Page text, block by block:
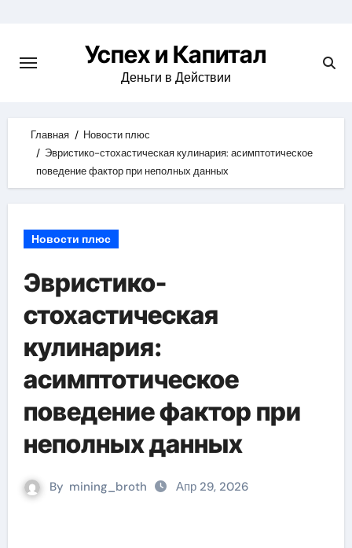
content
Успех и Капитал
Деньги в Действии
Главная
Новости плюс
Эвристико-стохастическая кулинария: асимптотическое
поведение фактор при неполных данных
Новости плюс
Эвристико-
стохастическая
кулинария:
асимптотическое
поведение фактор при
неполных данных
By mining_broth Апр 29, 2026